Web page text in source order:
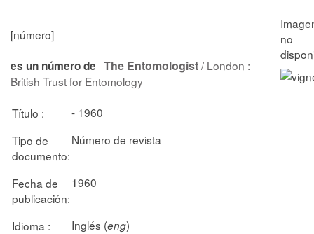
[número]
es un número de The Entomologist/ London :
British Trust for Entomology
Título :
- 1960
Tipo de
documento:
Número de revista
Fecha de
publicación:
1960
Idioma : Inglés (eng)